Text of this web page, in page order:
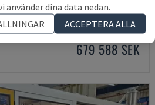
tim.
679 588 SEK
använder dina data nedan.
ACCEPTERA ALLA